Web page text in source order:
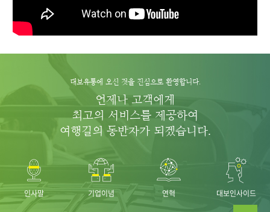
대보유통에 오신 것을 진심으로 환영합니다.
언제나 고객에게
최고의 서비스를 제공하여
여행길의 동반자가 되겠습니다.
인사말 기업이념 연혁 대보인사이드